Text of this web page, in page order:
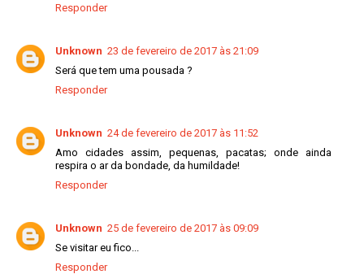
Responder
Unknown 23 de fevereiro de 2017 às 21:09
Será que tem uma pousada ?
Responder
Unknown 24 de fevereiro de 2017 às 11:52
Amo cidades assim, pequenas, pacatas; onde ainda
respira o ar da bondade, da humildade!
Responder
Unknown 25 de fevereiro de 2017 às 09:09
Se visitar eu fico...
Responder